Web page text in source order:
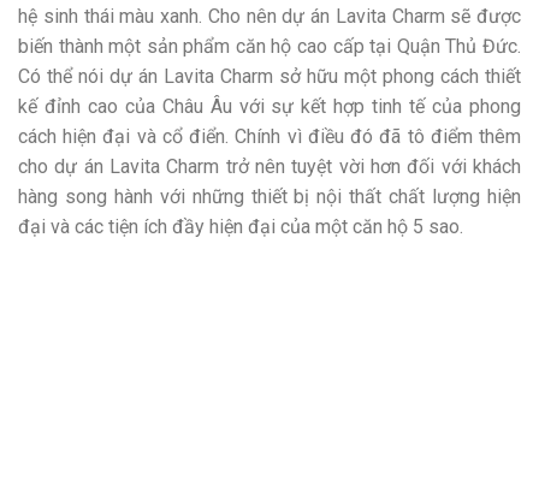
hệ sinh thái màu xanh. Cho nên dự án Lavita Charm sẽ được
biến thành một sản phẩm căn hộ cao cấp tại Quận Thủ Đức.
Có thể nói dự án Lavita Charm sở hữu một phong cách thiết
kế đỉnh cao của Châu Âu với sự kết hợp tinh tế của phong
cách hiện đại và cổ điển. Chính vì điều đó đã tô điểm thêm
cho dự án Lavita Charm trở nên tuyệt vời hơn đối với khách
hàng song hành với những thiết bị nội thất chất lượng hiện
đại và các tiện ích đầy hiện đại của một căn hộ 5 sao.